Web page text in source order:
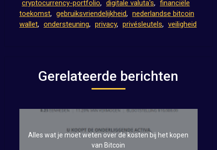
cryptocurrency-portfolio, digitale valuta's, financiële
toekomst, gebruiksvriendelijkheid, nederlandse bitcoin
wallet, ondersteuning, privacy, privésleutels, veiligheid
Gerelateerde berichten
Alles wat je moet weten over de kosten bij het kopen
van Bitcoin